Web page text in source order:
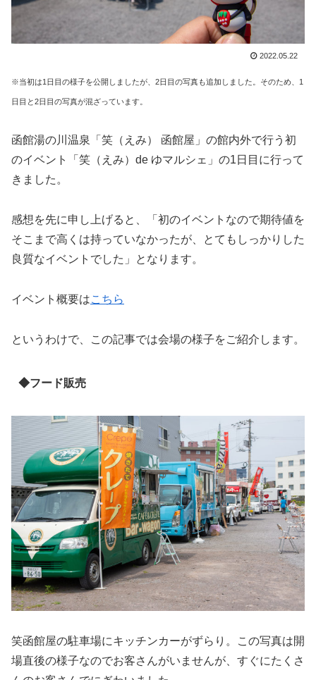
2022.05.22
※当初は1日目の様子を公開しましたが、2日目の写真も追加しました。そのため、1
日目と2日目の写真が混ざっています。
函館湯の川温泉「笑（えみ） 函館屋」の館内外で行う初
のイベント「笑（えみ）de ゆマルシェ」の1日目に行って
きました。
感想を先に申し上げると、「初のイベントなので期待値を
そこまで高くは持っていなかったが、とてもしっかりした
良質なイベントでした」となります。
イベント概要はこちら
というわけで、この記事では会場の様子をご紹介します。
◆フード販売
笑函館屋の駐車場にキッチンカーがずらり。この写真は開
場直後の様子なのでお客さんがいませんが、すぐにたくさ